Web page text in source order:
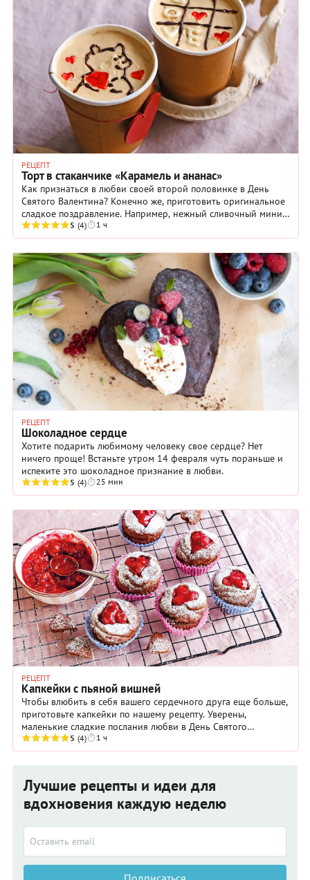
РЕЦЕПТ
Торт в стаканчике «Карамель и ананас»
Как признаться в любви своей второй половинке в День
Святого Валентина? Конечно же, приготовить оригинальное
сладкое поздравление. Например, нежный сливочный мини-
торт в стаканчике.
5 (4) 1 ч
РЕЦЕПТ
Шоколадное сердце
Хотите подарить любимому человеку свое сердце? Нет
ничего проще! Встаньте утром 14 февраля чуть пораньше и
испеките это шоколадное признание в любви.
5 (4) 25 мин
РЕЦЕПТ
Капкейки с пьяной вишней
Чтобы влюбить в себя вашего сердечного друга еще больше,
приготовьте капкейки по нашему рецепту. Уверены,
маленькие сладкие послания любви в День Святого
Валентина не останутся незамеченными.
5 (4) 1 ч
Лучшие рецепты и идеи для
вдохновения каждую неделю